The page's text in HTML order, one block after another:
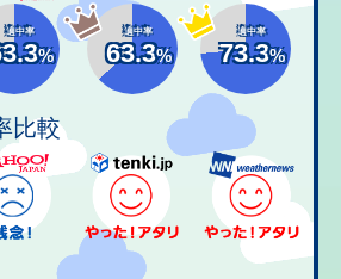
適中率
%
適中率
63.3%
適中率
73.3%
比較